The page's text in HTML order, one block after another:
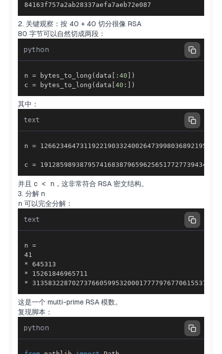
84163f757a2ab28337aefa7aeb72e087
2. 关键观察：按 40 + 40 切分很像 RSA
80 字节可以自然切成两段：
python
n = bytes_to_long (data [ : 40 ] )
c = bytes_to_long (data [40 : ] )
其中：
text
c =
并且 c < n ，这非常符合 RSA 密文结构。
3. 分解 n
n 可以完全分解：
text
*
这是一个 multi-prime RSA 模数。
复现脚本：
python